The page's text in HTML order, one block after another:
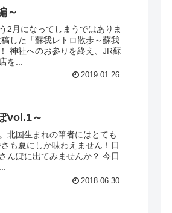
～
2月になってしまうではありま
した「蘇我レトロ散歩～蘇我
蘇
を...
2019.01.26
vol.1～
北国生まれの筆者にはとても
ぽに出てみませんか？ 今日
2018.06.30